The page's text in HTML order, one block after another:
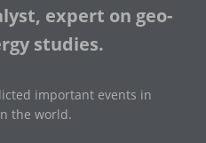
expert on geo-
studies.
important events in
the world.